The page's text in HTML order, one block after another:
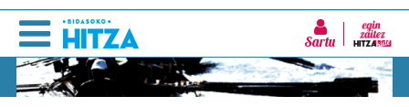
Sartu